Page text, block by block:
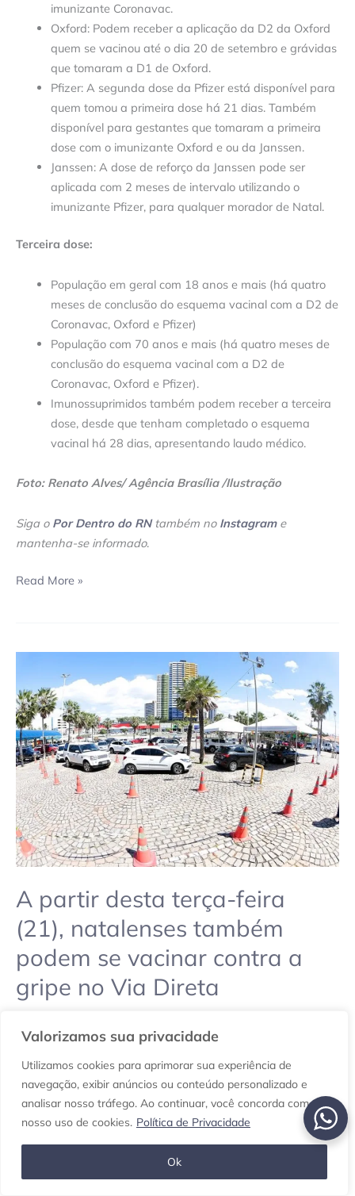
Valorizamos sua privacidade
Utilizamos cookies para aprimorar sua experiência de
navegação, exibir anúncios ou conteúdo personalizado e
analisar nosso tráfego. Ao continuar, você concorda com
nosso uso de cookies. Política de Privacidade
Ok
imunizante Coronavac.
Oxford: Podem receber a aplicação da D2 da Oxford
quem se vacinou até o dia 20 de setembro e grávidas
que tomaram a D1 de Oxford.
Pfizer: A segunda dose da Pfizer está disponível para
quem tomou a primeira dose há 21 dias. Também
disponível para gestantes que tomaram a primeira
dose com o imunizante Oxford e ou da Janssen.
Janssen: A dose de reforço da Janssen pode ser
aplicada com 2 meses de intervalo utilizando o
imunizante Pfizer, para qualquer morador de Natal.
Terceira dose:
População em geral com 18 anos e mais (há quatro
meses de conclusão do esquema vacinal com a D2 de
Coronavac, Oxford e Pfizer)
População com 70 anos e mais (há quatro meses de
conclusão do esquema vacinal com a D2 de
Coronavac, Oxford e Pfizer).
Imunossuprimidos também podem receber a terceira
dose, desde que tenham completado o esquema
vacinal há 28 dias, apresentando laudo médico.
Foto: Renato Alves/ Agência Brasília /Ilustração
Siga o Por Dentro do RNtambém no Instagrame
mantenha-se informado.
Read More »
A partir desta terça-feira
(21), natalenses também
podem se vacinar contra a
gripe no Via Direta
Norte,Saúde,Vacinação em Natal,Vacinação em Natal
APrefeitura de Nataldisponibiliza noShopping Via Direta
vacinação contra influenza a partir desta terça-feira
(21.dez.2021). No local, as equipes de vacinação, além da
vacina contra a covid-19, também estarão imunizando
desta
terça-
feira
(21),
natalenses
também
podem
se
vacinar
a
gripe
no
Via
Direta